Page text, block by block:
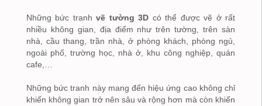
Những bức tranhvẽ tường 3D có thể được vẽ ở rất
nhiều không gian, địa điểm như trên tường, trên sàn
nhà, cầu thang, trần nhà, ở phòng khách, phòng ngủ,
ngoài phố, trường học, nhà ở, khu công nghiệp, quán
cafe,…
Những bức tranh này mang đến hiệu ứng cao không chỉ
khiến không gian trở nên sâu và rộng hơn mà còn khiến